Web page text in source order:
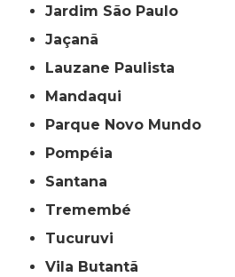
Jardim São Paulo
Jaçanã
Lauzane Paulista
Mandaqui
Parque Novo Mundo
Pompéia
Santana
Tremembé
Tucuruvi
Vila Butantã